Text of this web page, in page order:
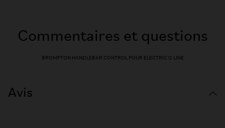
Commentaires et questions
BROMPTON HANDLEBAR CONTROL POUR ELECTRIC G LINE
Avis